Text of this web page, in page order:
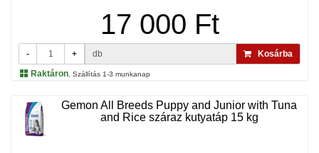
17 000 Ft
- + db
Kosárba
Raktáron , Szállítás 1-3 munkanap
Gemon All Breeds Puppy and Junior with Tuna
and Rice száraz kutyatáp 15 kg